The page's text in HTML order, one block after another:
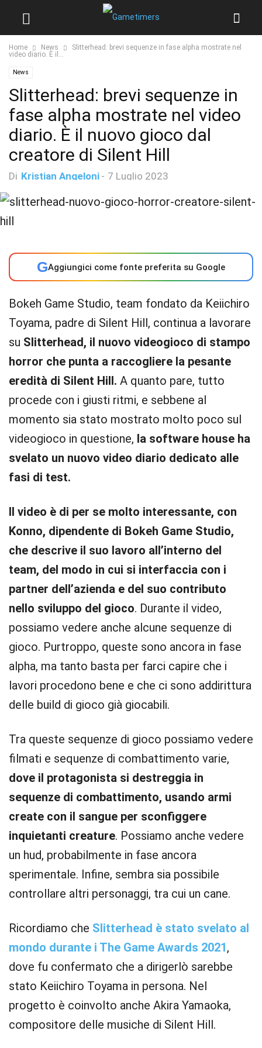
Home News
Slitterhead: brevi sequenze in fase alpha mostrate nel
video diario. È il...
News
Slitterhead: brevi sequenze in
fase alpha mostrate nel video
diario. È il nuovo gioco dal
creatore di Silent Hill
Di Kristian Angeloni - 7 Luglio 2023
GAggiungici come fonte preferita su Google
Bokeh Game Studio, team fondato da Keiichiro
Toyama, padre di Silent Hill, continua a lavorare
su Slitterhead, il nuovo videogioco di stampo
horror che punta a raccogliere la pesante
eredità di Silent Hill. A quanto pare, tutto
procede con i giusti ritmi, e sebbene al
momento sia stato mostrato molto poco sul
videogioco in questione, la software house ha
svelato un nuovo video diario dedicato alle
fasi di test.
Il video è di per se molto interessante, con
Konno, dipendente di Bokeh Game Studio,
che descrive il suo lavoro all’interno del
team, del modo in cui si interfaccia con i
partner dell’azienda e del suo contributo
nello sviluppo del gioco. Durante il video,
possiamo vedere anche alcune sequenze di
gioco. Purtroppo, queste sono ancora in fase
alpha, ma tanto basta per farci capire che i
lavori procedono bene e che ci sono addirittura
delle build di gioco già giocabili.
Tra queste sequenze di gioco possiamo vedere
filmati e sequenze di combattimento varie,
dove il protagonista si destreggia in
sequenze di combattimento, usando armi
create con il sangue per sconfiggere
inquietanti creature. Possiamo anche vedere
un hud, probabilmente in fase ancora
sperimentale. Infine, sembra sia possibile
controllare altri personaggi, tra cui un cane.
Ricordiamo che Slitterhead è stato svelato al
mondo durante i The Game Awards 2021,
dove fu confermato che a dirigerlò sarebbe
stato Keiichiro Toyama in persona. Nel
progetto è coinvolto anche Akira Yamaoka,
compositore delle musiche di Silent Hill.